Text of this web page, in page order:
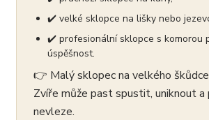
✔️ velké sklopce na lišky nebo
✔️ profesionální sklopce s komorou
úspěšnost.
👉 Malý sklopec na velkého
Zvíře může past spustit, uniknout a
nevleze.